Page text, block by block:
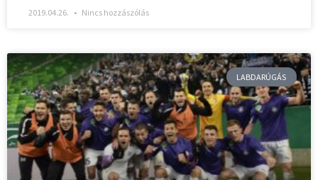
2019.04.26. Nincs hozzászólás
LABDARÚGÁS